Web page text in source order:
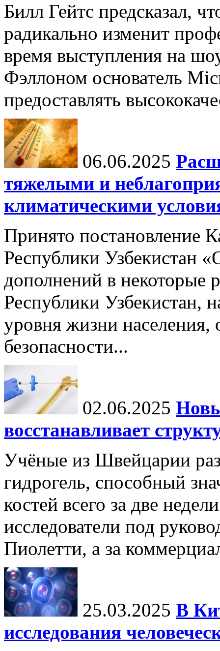
Билл Гейтс предсказал,
радикально изменит
время выступления на
Фэллоном основатель
предоставлять
06.06.2025
тяжелыми и
климатическими
Принято постановление
Республики Узбекистан
дополнений в некоторые
Республики Узбекистан,
уровня жизни населения,
безопасности...
02.06.2025
восстанавливает
Учёные из Швейцарии
гидрогель, способный
костей всего за две
исследователи под
Пиолетти, а за
25.03.2025 В
исследования